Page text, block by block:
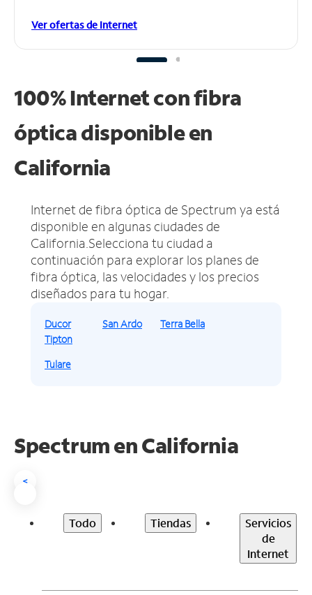
Ver ofertas de Internet
100% Internet con fibra
óptica disponible en
California
Internet de fibra óptica de Spectrum ya está
disponible en algunas ciudades de
California. Selecciona tu ciudad a
continuación para explorar los planes de
fibra óptica, las velocidades y los precios
diseñados para tu hogar.
Ducor San Ardo
Terra Bella
Tipton
Tulare
Spectrum enCalifornia
<
Todo Tiendas
Servicios
de
Internet